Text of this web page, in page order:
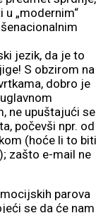
„modernim“
jezik, da je to
S obzirom na
dobro je
ne upuštajući se
počevši npr. od
(hoće li to biti
zašto e-mail ne
parova
se da će nam